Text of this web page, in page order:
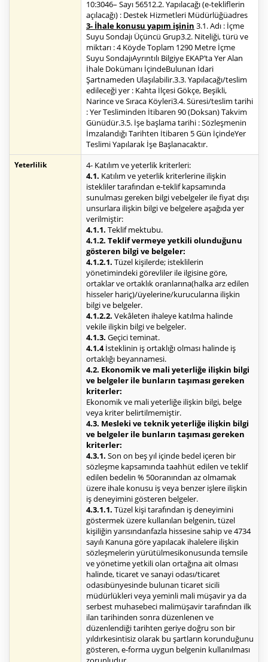
10:3046– Sayı 56512.2. Yapılacağı (e-tekliflerin
açılacağı) : Destek Hizmetleri Müdürlüğüadres
3- İhale konusu yapım işinin 3.1. Adı : İçme
Suyu Sondajı Üçüncü Grup3.2. Niteliği, türü ve
miktarı : 4 Köyde Toplam 1290 Metre İçme
Suyu SondajıAyrıntılı Bilgiye EKAP’ta Yer Alan
İhale Dokümanı İçindeBulunan İdari
Şartnameden Ulaşılabilir.3.3. Yapılacağı/teslim
edileceği yer : Kahta İlçesi Gökçe, Beşikli,
Narince ve Sıraca Köyleri3.4. Süresi/teslim tarihi
: Yer Tesliminden İtibaren 90 (Doksan) Takvim
Günüdür.3.5. İşe başlama tarihi : Sözleşmenin
İmzalandığı Tarihten İtibaren 5 Gün İçindeYer
Teslimi Yapılarak İşe Başlanacaktır.
Yeterlilik
4- Katılım ve yeterlik kriterleri:
4.1. Katılım ve yeterlik kriterlerine ilişkin
istekliler tarafından e-teklif kapsamında
sunulması gereken bilgi vebelgeler ile fiyat dışı
unsurlara ilişkin bilgi ve belgelere aşağıda yer
verilmiştir:
4.1.1. Teklif mektubu.
4.1.2. Teklif vermeye yetkili olunduğunu
gösteren bilgi ve belgeler:
4.1.2.1. Tüzel kişilerde; isteklilerin
yönetimindeki görevliler ile ilgisine göre,
ortaklar ve ortaklık oranlarına(halka arz edilen
hisseler hariç)/üyelerine/kurucularına ilişkin
bilgi ve belgeler.
4.1.2.2. Vekâleten ihaleye katılma halinde
vekile ilişkin bilgi ve belgeler.
4.1.3. Geçici teminat.
4.1.4İsteklinin iş ortaklığı olması halinde iş
ortaklığı beyannamesi.
4.2. Ekonomik ve mali yeterliğe ilişkin bilgi
ve belgeler ile bunların taşıması gereken
kriterler:
Ekonomik ve mali yeterliğe ilişkin bilgi, belge
veya kriter belirtilmemiştir.
4.3. Mesleki ve teknik yeterliğe ilişkin bilgi
ve belgeler ile bunların taşıması gereken
kriterler:
4.3.1. Son on beş yıl içinde bedel içeren bir
sözleşme kapsamında taahhüt edilen ve teklif
edilen bedelin % 50oranından az olmamak
üzere ihale konusu iş veya benzer işlere ilişkin
iş deneyimini gösteren belgeler.
4.3.1.1. Tüzel kişi tarafından iş deneyimini
göstermek üzere kullanılan belgenin, tüzel
kişiliğin yarısındanfazla hissesine sahip ve 4734
sayılı Kanuna göre yapılacak ihalelere ilişkin
sözleşmelerin yürütülmesikonusunda temsile
ve yönetime yetkili olan ortağına ait olması
halinde, ticaret ve sanayi odası/ticaret
odasıbünyesinde bulunan ticaret sicili
müdürlükleri veya yeminli mali müşavir ya da
serbest muhasebeci malimüşavir tarafından ilk
ilan tarihinden sonra düzenlenen ve
düzenlendiği tarihten geriye doğru son bir
yıldırkesintisiz olarak bu şartların korunduğunu
gösteren, e-forma uygun belgenin kullanılması